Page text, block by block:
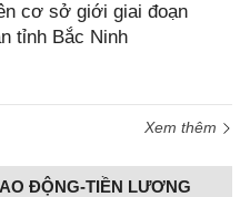
cơ sở giới giai đoạn
tỉnh Bắc Ninh
Xem thêm
ĐỘNG-TIỀN LƯƠNG